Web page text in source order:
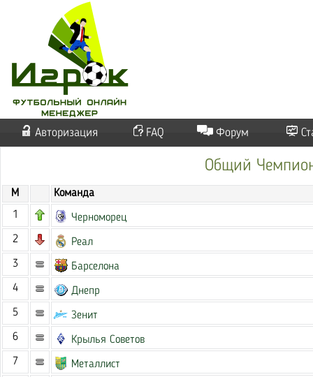
Авторизация FAQ Форум
Общий
М
Команда
1
Черноморец
2
Реал
3
Барселона
4
Днепр
5
Зенит
6
Крылья Советов
7
Металлист